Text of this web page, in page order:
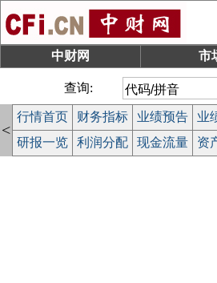
中财网 市
查询:
<
行情首页 财务指标 业绩预告 业
研报一览
利润分配 现金流量 资